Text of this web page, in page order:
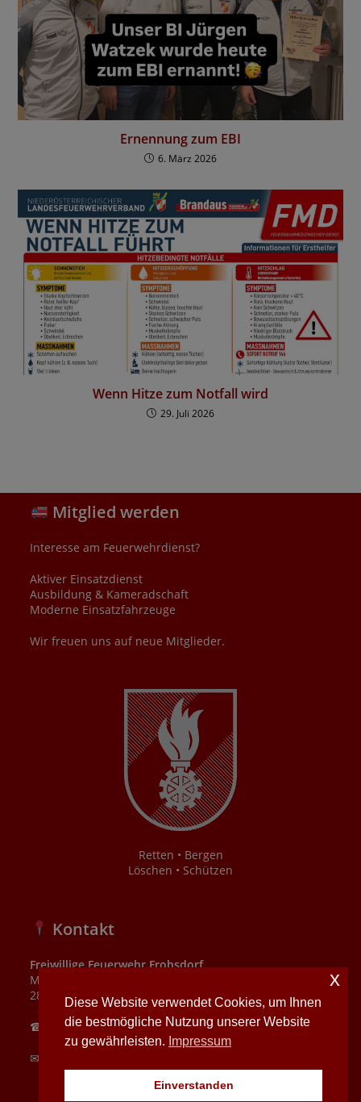
Ernennung zum EBI
6. März 2026
Wenn Hitze zum Notfall wird
29. Juli 2026
Mitglied werden
Interesse am Feuerwehrdienst?
Aktiver Einsatzdienst
Ausbildung & Kameradschaft
Moderne Einsatzfahrzeuge
Wir freuen uns auf neue Mitglieder.
Retten • Bergen
Löschen • Schützen
Kontakt
Freiwillige Feuerwehr Frohsdorf
Mühlbachgasse 4
2821 Frohsdorf
☎ Notruf 122
✉
Diese Website verwendet Cookies, um Ihnen
die bestmögliche Nutzung unserer Website
zu gewährleisten. Impressum
Einverstanden
x